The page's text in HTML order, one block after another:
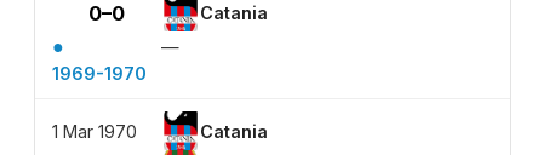
0–0 Catania
●
—
1969-1970
1 Mar 1970 Catania